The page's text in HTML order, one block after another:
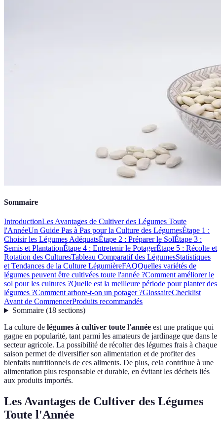
Sommaire
IntroductionLes Avantages de Cultiver des Légumes Toute
l'AnnéeUn Guide Pas à Pas pour la Culture des LégumesÉtape 1 :
Choisir les Légumes AdéquatsÉtape 2 : Préparer le SolÉtape 3 :
Semis et PlantationÉtape 4 : Entretenir le PotagerÉtape 5 : Récolte et
Rotation des CulturesTableau Comparatif des LégumesStatistiques
et Tendances de la Culture LégumièreFAQQuelles variétés de
légumes peuvent être cultivées toute l'année ?Comment améliorer le
sol pour les cultures ?Quelle est la meilleure période pour planter des
légumes ?Comment arbore-t-on un potager ?GlossaireChecklist
Avant de CommencerProduits recommandés
Sommaire(18 sections)
La culture de légumes à cultiver toute l'année est une pratique qui
gagne en popularité, tant parmi les amateurs de jardinage que dans le
secteur agricole. La possibilité de récolter des légumes frais à chaque
saison permet de diversifier son alimentation et de profiter des
bienfaits nutritionnels de ces aliments. De plus, cela contribue à une
alimentation plus responsable et durable, en évitant les déchets liés
aux produits importés.
Les Avantages de Cultiver des Légumes
Toute l'Année